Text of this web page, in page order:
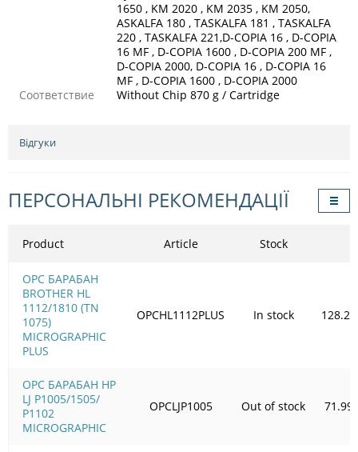
Соответствие
1650 , KM 2020 , KM 2035 , KM 2050,
ASKALFA 180 , TASKALFA 181 , TASKALFA
220 , TASKALFA 221,D-COPIA 16 , D-COPIA
16 MF , D-COPIA 1600 , D-COPIA 200 MF ,
D-COPIA 2000, D-COPIA 16 , D-COPIA 16
MF , D-COPIA 1600 , D-COPIA 2000
Without Chip 870 g / Cartridge
Відгуки
ПЕРСОНАЛЬНІ РЕКОМЕНДАЦІЇ
Product
OPC БАРАБАН
BROTHER HL
1112/1810 (TN
1075)
MICROGRAPHIC
PLUS
OPC БАРАБАН HP
LJ P1005/1505/
Р1102
MICROGRAPHIC
Article Stock
OPCHL1112PLUS In stock 128.23
OPCLJP1005 Out of stock 71.99